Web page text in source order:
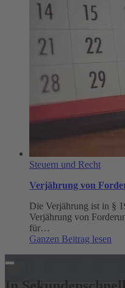
Steuern und Recht
Verjährung von
Die Verjährung ist in §
Verjährung von
für…
Ganzen Beitrag lesen
Was